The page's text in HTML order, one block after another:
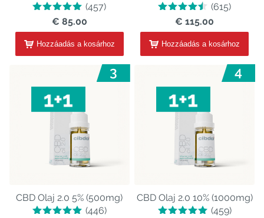
(457)
€ 85.00
Hozzáadás a kosárhoz
(615)
€ 115.00
Hozzáadás a kosárhoz
3
CBD Olaj 2.0 5% (500mg)
(446)
4
CBD Olaj 2.0 10% (1000mg)
(459)